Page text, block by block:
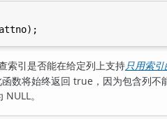
索引是否能在给定列上支持只用索
将始终返回 true，因为包含列不
。